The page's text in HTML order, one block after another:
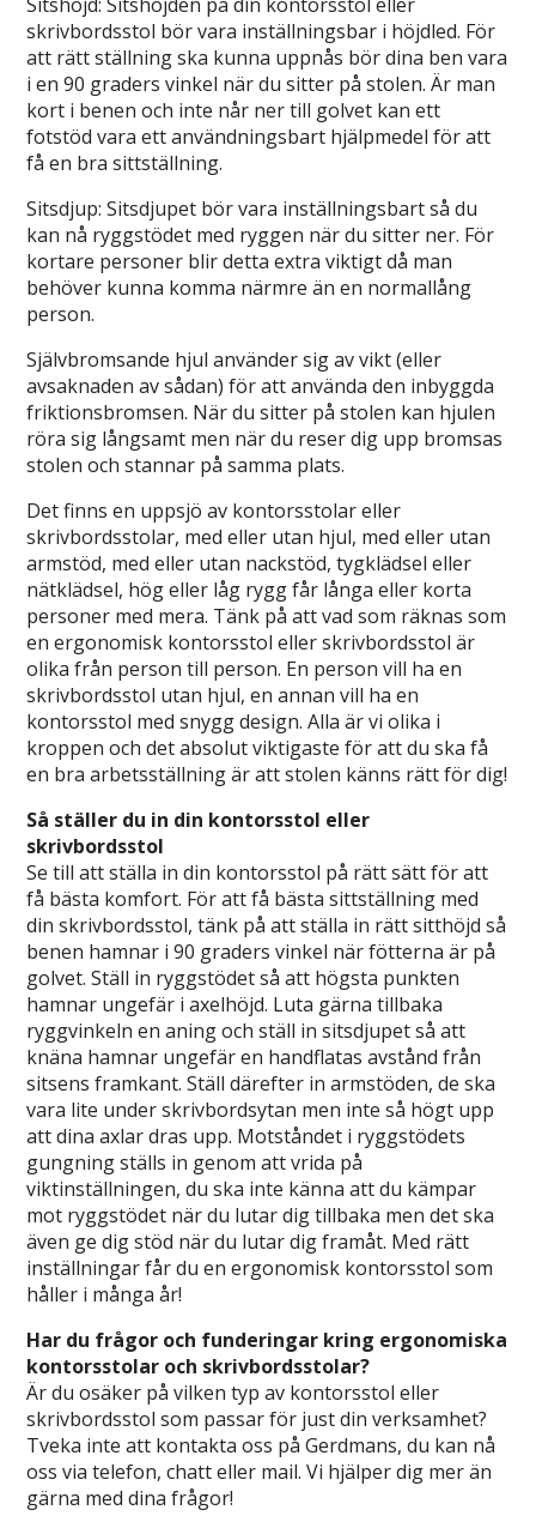
skrivbordsstol bör vara inställningsbar i höjdled. För
att rätt ställning ska kunna uppnås bör dina ben vara
i en 90 graders vinkel när du sitter på stolen. Är man
kort i benen och inte når ner till golvet kan ett
fotstöd vara ett användningsbart hjälpmedel för att
få en bra sittställning.
Sitsdjup: Sitsdjupet bör vara inställningsbart så du
kan nå ryggstödet med ryggen när du sitter ner. För
kortare personer blir detta extra viktigt då man
behöver kunna komma närmre än en normallång
person.
Självbromsande hjul använder sig av vikt (eller
avsaknaden av sådan) för att använda den inbyggda
friktionsbromsen. När du sitter på stolen kan hjulen
röra sig långsamt men när du reser dig upp bromsas
stolen och stannar på samma plats.
Det finns en uppsjö av kontorsstolar eller
skrivbordsstolar, med eller utan hjul, med eller utan
armstöd, med eller utan nackstöd, tygklädsel eller
nätklädsel, hög eller låg rygg får långa eller korta
personer med mera. Tänk på att vad som räknas som
en ergonomisk kontorsstol eller skrivbordsstol är
olika från person till person. En person vill ha en
skrivbordsstol utan hjul, en annan vill ha en
kontorsstol med snygg design. Alla är vi olika i
kroppen och det absolut viktigaste för att du ska få
en bra arbetsställning är att stolen känns rätt för dig!
Så ställer du in din kontorsstol eller
skrivbordsstol
Se till att ställa in din kontorsstol på rätt sätt för att
få bästa komfort. För att få bästa sittställning med
din skrivbordsstol, tänk på att ställa in rätt sitthöjd så
benen hamnar i 90 graders vinkel när fötterna är på
golvet. Ställ in ryggstödet så att högsta punkten
hamnar ungefär i axelhöjd. Luta gärna tillbaka
ryggvinkeln en aning och ställ in sitsdjupet så att
knäna hamnar ungefär en handflatas avstånd från
sitsens framkant. Ställ därefter in armstöden, de ska
vara lite under skrivbordsytan men inte så högt upp
att dina axlar dras upp. Motståndet i ryggstödets
gungning ställs in genom att vrida på
viktinställningen, du ska inte känna att du kämpar
mot ryggstödet när du lutar dig tillbaka men det ska
även ge dig stöd när du lutar dig framåt. Med rätt
inställningar får du en ergonomisk kontorsstol som
håller i många år!
Har du frågor och funderingar kring ergonomiska
kontorsstolar och skrivbordsstolar?
Är du osäker på vilken typ av kontorsstol eller
skrivbordsstol som passar för just din verksamhet?
Tveka inte att kontakta oss på Gerdmans, du kan nå
oss via telefon, chatt eller mail. Vi hjälper dig mer än
gärna med dina frågor!